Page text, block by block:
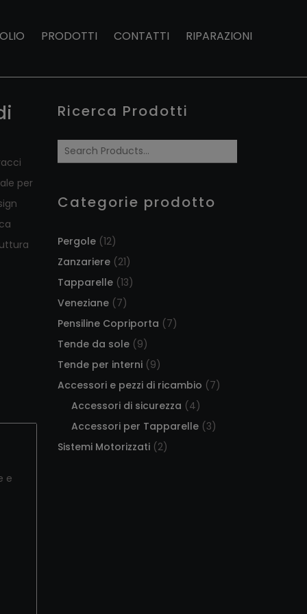
PRODOTTI CONTATTI RIPARAZIONI
per
e
Ricerca Prodotti
Categorie prodotto
Pergole (12)
Zanzariere (21)
Tapparelle (13)
Veneziane (7)
Pensiline Copriporta (7)
Tende da sole (9)
Tende per interni (9)
Accessori e pezzi di ricambio (7)
Accessori di sicurezza (4)
Accessori per Tapparelle (3)
Sistemi Motorizzati (2)